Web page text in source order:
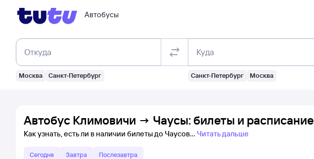
Автобусы
Откуда
Москва Санкт-Петербург
Куда
Санкт-Петербург Москва
Автобус Климовичи → Чаусы: билеты и расписание
Как узнать, есть ли в наличии билеты до Чаусов Читать дальше
Сегодня Завтра Послезавтра